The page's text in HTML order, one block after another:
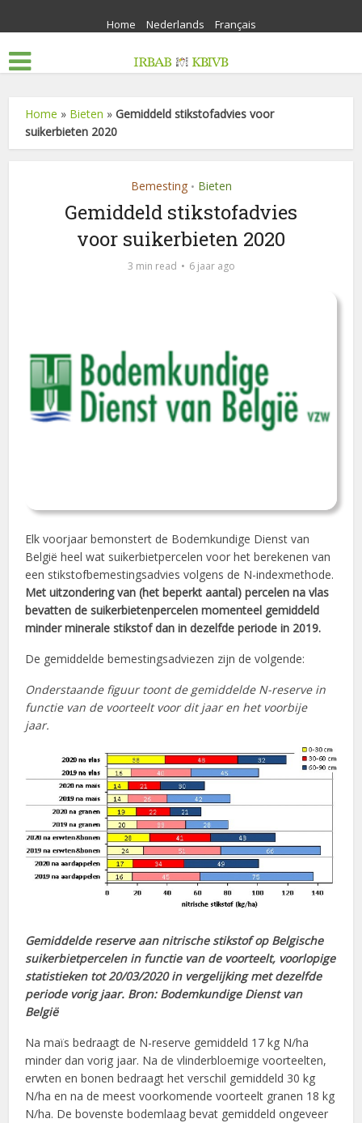
Home Nederlands Français
Home » Bieten »Gemiddeld stikstofadvies voor
suikerbieten 2020
Bemesting • Bieten
Gemiddeld stikstofadvies
voor suikerbieten 2020
3 min read 6 jaar ago
Elk voorjaar bemonstert de Bodemkundige Dienst van
België heel wat suikerbietpercelen voor het berekenen van
een stikstofbemestingsadvies volgens de N-indexmethode.
Met uitzondering van (het beperkt aantal) percelen na vlas
bevatten de suikerbietenpercelen momenteel gemiddeld
minder minerale stikstof dan in dezelfde periode in 2019.
De gemiddelde bemestingsadviezen zijn de volgende:
Onderstaande figuur toont de gemiddelde N-reserve in
functie van de voorteelt voor dit jaar en het voorbije
jaar.
Gemiddelde reserve aan nitrische stikstof op Belgische
suikerbietpercelen in functie van de voorteelt, voorlopige
statistieken tot 20/03/2020 in vergelijking met dezelfde
periode vorig jaar. Bron: Bodemkundige Dienst van
België
Na maïs bedraagt de N-reserve gemiddeld 17 kg N/ha
minder dan vorig jaar. Na de vlinderbloemige voorteelten,
erwten en bonen bedraagt het verschil gemiddeld 30 kg
N/ha en na de meest voorkomende voorteelt granen 18 kg
N/ha. De bovenste bodemlaag bevat gemiddeld ongeveer